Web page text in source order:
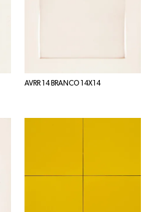
AVRR 14 BRANCO 14X14